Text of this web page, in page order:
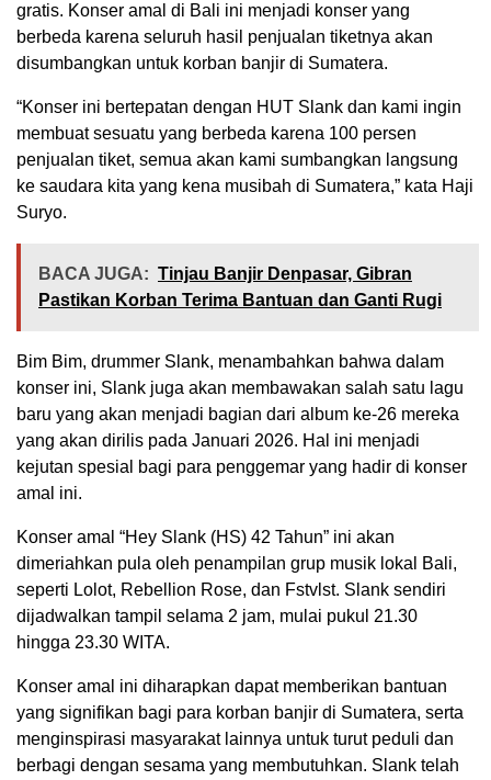
gratis. Konser amal di Bali ini menjadi konser yang
berbeda karena seluruh hasil penjualan tiketnya akan
disumbangkan untuk korban banjir di Sumatera.
“Konser ini bertepatan dengan HUT Slank dan kami ingin
membuat sesuatu yang berbeda karena 100 persen
penjualan tiket, semua akan kami sumbangkan langsung
ke saudara kita yang kena musibah di Sumatera,” kata Haji
Suryo.
BACA JUGA: Tinjau Banjir Denpasar, Gibran
Pastikan Korban Terima Bantuan dan Ganti Rugi
Bim Bim, drummer Slank, menambahkan bahwa dalam
konser ini, Slank juga akan membawakan salah satu lagu
baru yang akan menjadi bagian dari album ke-26 mereka
yang akan dirilis pada Januari 2026. Hal ini menjadi
kejutan spesial bagi para penggemar yang hadir di konser
amal ini.
Konser amal “Hey Slank (HS) 42 Tahun” ini akan
dimeriahkan pula oleh penampilan grup musik lokal Bali,
seperti Lolot, Rebellion Rose, dan Fstvlst. Slank sendiri
dijadwalkan tampil selama 2 jam, mulai pukul 21.30
hingga 23.30 WITA.
Konser amal ini diharapkan dapat memberikan bantuan
yang signifikan bagi para korban banjir di Sumatera, serta
menginspirasi masyarakat lainnya untuk turut peduli dan
berbagi dengan sesama yang membutuhkan. Slank telah